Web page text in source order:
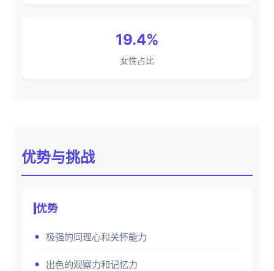
19.4%
女性占比
优势与挑战
优势
极强的同理心和关怀能力
出色的观察力和记忆力